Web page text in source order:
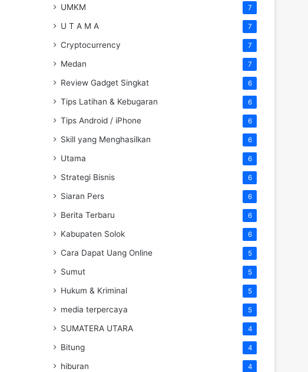
UMKM 7
U T A M A 7
Cryptocurrency 7
Medan 7
Review Gadget Singkat 6
Tips Latihan & Kebugaran 6
Tips Android / iPhone 6
Skill yang Menghasilkan 6
Utama 6
Strategi Bisnis 6
Siaran Pers 6
Berita Terbaru 6
Kabupaten Solok 6
Cara Dapat Uang Online 5
Sumut 5
Hukum & Kriminal 5
media terpercaya 5
SUMATERA UTARA 4
Bitung 4
hiburan 4